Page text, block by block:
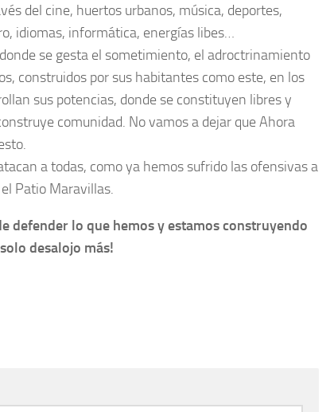
del cine, huertos urbanos, música, deportes,
idiomas, informática, energías libes…
se gesta el sometimiento, el adroctrinamiento
construidos por sus habitantes como este, en los
sus potencias, donde se constituyen libres y
comunidad. No vamos a dejar que Ahora
a todas, como ya hemos sufrido las ofensivas a
Patio Maravillas.
defender lo que hemos y estamos construyendo
desalojo más!